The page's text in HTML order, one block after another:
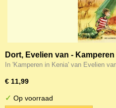
Dort, Evelien van -
In 'Kamperen in Kenia' van Evelien
€ 11,99
✓ Op voorraad